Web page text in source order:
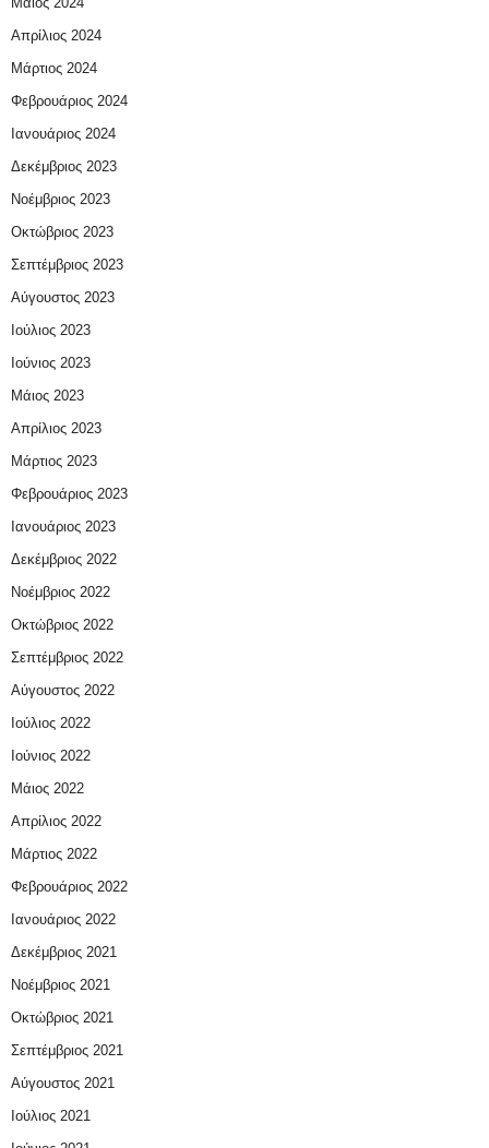
Απρίλιος 2024
Μάρτιος 2024
Φεβρουάριος 2024
Ιανουάριος 2024
Δεκέμβριος 2023
Νοέμβριος 2023
Οκτώβριος 2023
Σεπτέμβριος 2023
Αύγουστος 2023
Ιούλιος 2023
Ιούνιος 2023
Μάιος 2023
Απρίλιος 2023
Μάρτιος 2023
Φεβρουάριος 2023
Ιανουάριος 2023
Δεκέμβριος 2022
Νοέμβριος 2022
Οκτώβριος 2022
Σεπτέμβριος 2022
Αύγουστος 2022
Ιούλιος 2022
Ιούνιος 2022
Μάιος 2022
Απρίλιος 2022
Μάρτιος 2022
Φεβρουάριος 2022
Ιανουάριος 2022
Δεκέμβριος 2021
Νοέμβριος 2021
Οκτώβριος 2021
Σεπτέμβριος 2021
Αύγουστος 2021
Ιούλιος 2021